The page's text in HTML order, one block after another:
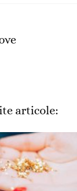
articole: